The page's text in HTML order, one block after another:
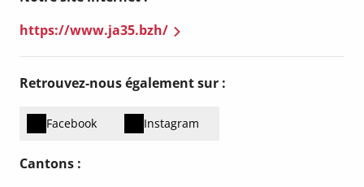
https://www.ja35.bzh/
Retrouvez-nous également sur :
Facebook Instagram
Cantons :